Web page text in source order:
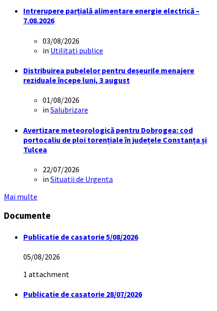
Intrerupere parțială alimentare energie electrică –
7.08.2026
03/08/2026
in Utilitati publice
Distribuirea pubelelor pentru deșeurile menajere
reziduale începe luni, 3 august
01/08/2026
in Salubrizare
Avertizare meteorologică pentru Dobrogea: cod
portocaliu de ploi torențiale în județele Constanța și
Tulcea
22/07/2026
in Situatii de Urgenta
Mai multe
Documente
Publicatie de casatorie 5/08/2026
05/08/2026
1 attachment
Publicatie de casatorie 28/07/2026